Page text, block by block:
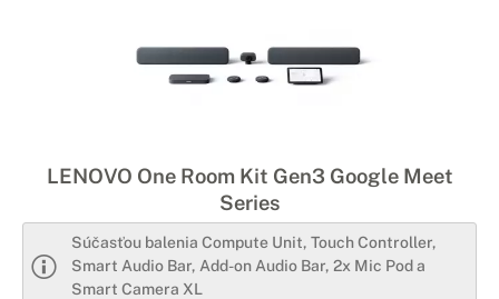
LENOVO One Room Kit Gen3 Google Meet
Series
Súčasťou balenia Compute Unit, Touch Controller,
Smart Audio Bar, Add-on Audio Bar, 2x Mic Pod a
Smart Camera XL